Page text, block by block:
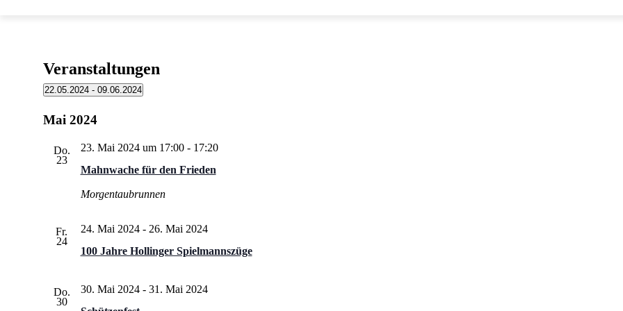
Veranstaltungen
22.05.2024 - 09.06.2024
wählen.
Mai 2024
Do.
23
Mahnwache für den Frieden
23. Mai 2024 um 17:00- 17:20
Morgentaubrunnen
Fr.
24
100 Jahre Hollinger Spielmannszüge
24. Mai 2024- 26. Mai 2024
Do.
30
30. Mai 2024- 31. Mai 2024